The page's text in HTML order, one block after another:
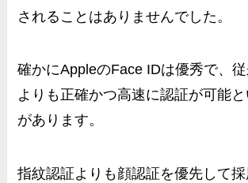
されることはありませんでした。
確かにAppleのFace IDは優秀で、
よりも正確かつ高速に認証が可能
があります。
指紋認証よりも顔認証を優先して採